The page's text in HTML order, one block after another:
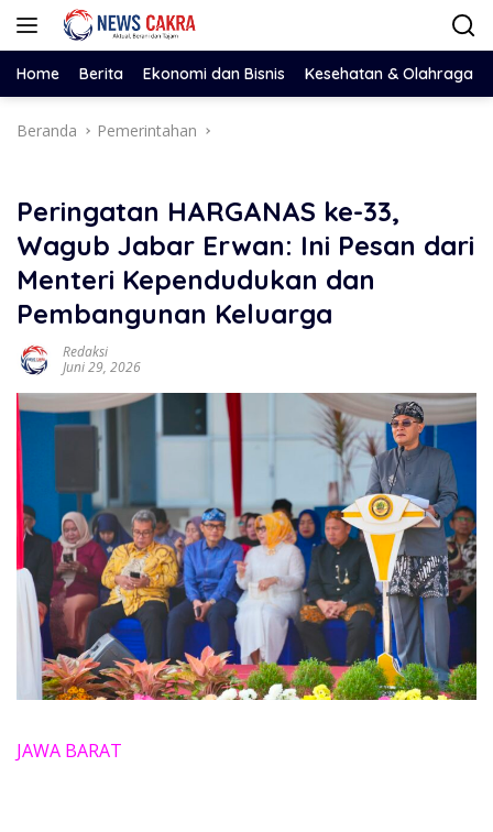
Langsung
Home Berita Ekonomi dan Bisnis Kesehatan & Olahraga
Beranda Pemerintahan
Peringatan HARGANAS ke-33,
Wagub Jabar Erwan: Ini Pesan dari
Menteri Kependudukan dan
Pembangunan Keluarga
Redaksi
Juni 29, 2026
JAWA BARAT